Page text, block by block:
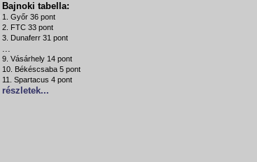
Bajnoki tabella:
1. Győr 36 pont
2. FTC 33 pont
3. Dunaferr 31 pont
9. Vásárhely 14 pont
10. Békéscsaba 5 pont
11. Spartacus 4 pont
részletek...